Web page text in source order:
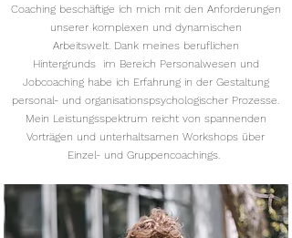
Coaching beschäftige ich mich mit den Anforderungen
unserer komplexen und dynamischen
Arbeitswelt. Dank meines beruflichen
Hintergrunds
im Bereich Personalwesen und
Jobcoaching habe ich Erfahrung in der Gestaltung
personal- und organisationspsychologischer Prozesse.
Mein Leistungsspektrum reicht von spannenden
Vorträgen und unterhaltsamen Workshops über
Einzel- und Gruppencoachings.